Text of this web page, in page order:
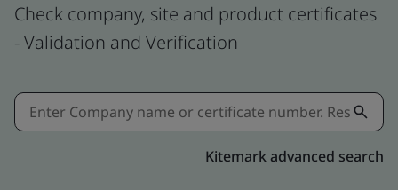
Check company, site and product certificates
- Validation and Verification
Kitemark advanced search